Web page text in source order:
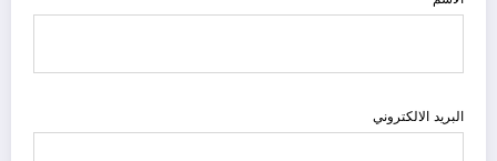
البريد الالكتروني